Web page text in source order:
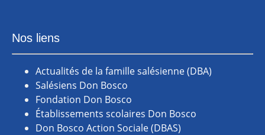
Nos liens
Actualités de la famille salésienne (DBA)
Salésiens Don Bosco
Fondation Don Bosco
Établissements scolaires Don Bosco
Don Bosco Action Sociale (DBAS)